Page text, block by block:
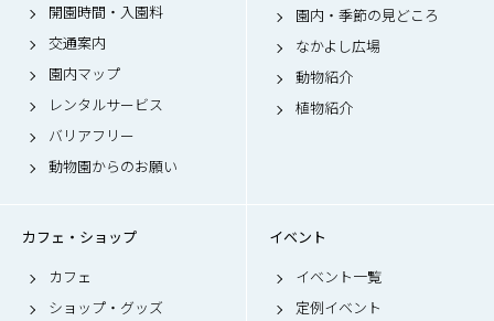
開園時間・入園料
交通案内
園内マップ
レンタルサービス
バリアフリー
動物園からのお願い
園内・季節の見どころ
なかよし広場
動物紹介
植物紹介
カフェ・ショップ
カフェ
ショップ・グッズ
イベント
イベント一覧
定例イベント